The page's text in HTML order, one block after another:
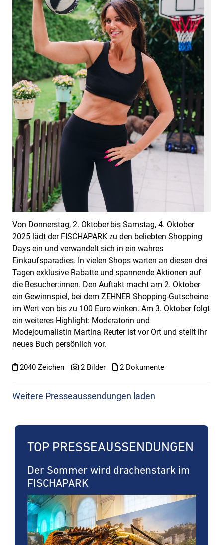
Von Donnerstag, 2. Oktober bis Samstag, 4. Oktober
2025 lädt der FISCHAPARK zu den beliebten Shopping
Days ein und verwandelt sich in ein wahres
Einkaufsparadies. In vielen Shops warten an diesen drei
Tagen exklusive Rabatte und spannende Aktionen auf
die Besucher:innen. Den Auftakt macht am 2. Oktober
ein Gewinnspiel, bei dem ZEHNER Shopping-Gutscheine
im Wert von bis zu 100 Euro winken. Am 3. Oktober folgt
ein weiteres Highlight: Moderatorin und
Modejournalistin Martina Reuter ist vor Ort und stellt ihr
neues Buch persönlich vor.
2040 Zeichen 2 Bilder 2 Dokumente
Weitere Presseaussendungen laden
TOP PRESSE­AUSSENDUNGEN
Der Sommer wird drachenstark im
FISCHAPARK